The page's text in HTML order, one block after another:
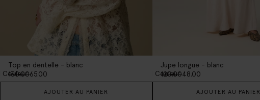
Top en dentelle - blanc
130.0065.00
Couleur
AJOUTER AU PANIER
Jupe longue - blanc
120.0048.00
Couleur
AJOUTER AU PANIER